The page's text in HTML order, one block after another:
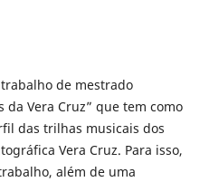
de mestrado
Vera Cruz” que tem como
das trilhas musicais dos
Vera Cruz. Para isso,
além de uma